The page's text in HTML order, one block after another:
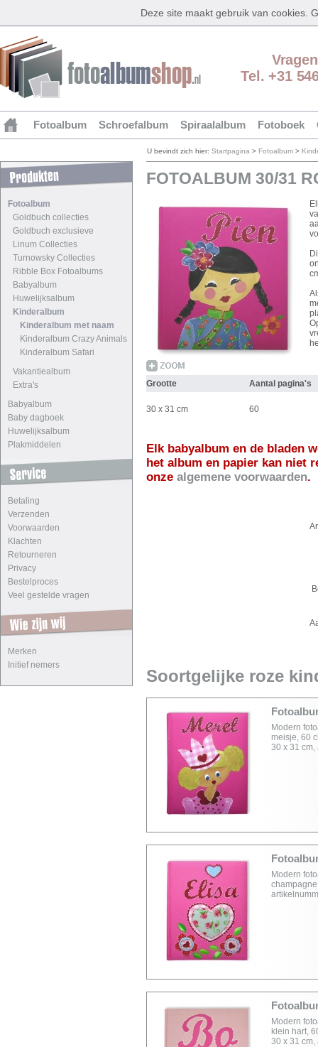
Deze site maakt gebruik van cookies.
Tel. +31
Fotoalbum Schroefalbum Spiraalalbum Fotoboek
Fotoalbum
Goldbuch collecties
Goldbuch exclusieve
Linum Collecties
Turnowsky Collecties
Ribble Box Fotoalbums
Babyalbum
Huwelijksalbum
Kinderalbum
Kinderalbum met naam
Kinderalbum Crazy Animals
Kinderalbum Safari
Vakantiealbum
Extra's
Babyalbum
Baby dagboek
Huwelijksalbum
Plakmiddelen
Betaling
Verzenden
Voorwaarden
Klachten
Retourneren
Privacy
Bestelproces
Veel gestelde vragen
Merken
Initief nemers
U bevindt zich hier: Startpagina > Fotoalbum >
FOTOALBUM 30/31
Grootte Aantal pagina's
30 x 31 cm 60
Elk babyalbum en de bladen
het album en papier kan niet
onze algemene voorwaarden.
Soortgelijke roze
Modern
meisje, 60
30 x 31
Modern
Modern
klein hart,
30 x 31